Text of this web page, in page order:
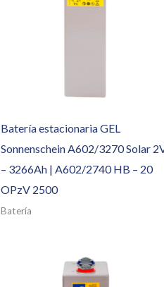
Batería estacionaria GEL
Sonnenschein A602/3270 Solar
– 3266Ah | A602/2740 HB – 20
OPzV 2500
Batería